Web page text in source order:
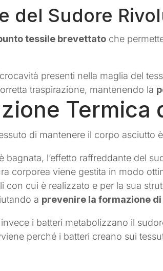
del Sudore
tessile brevettato che
presenti nella maglia del
traspirazione, mantenendo la
Termica
di mantenere il corpo asciutto
bagnata, l’effetto raffreddante del
corporea viene gestita in modo
con cui è realizzato e per la sua
a prevenire la formazione
i batteri metabolizzano il
perché i batteri creano sui